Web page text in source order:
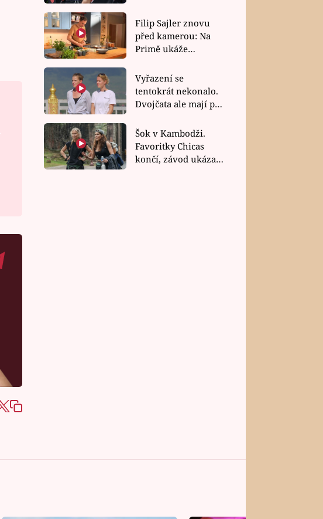
Filip Sajler znovu
před kamerou: Na
Primě ukáže
rychlé recepty
Vyřazení se
tentokrát nekonalo.
Dvojčata ale mají po
závodu nůž na krku
Šok v Kambodži.
Favoritky Chicas
končí, závod ukázal